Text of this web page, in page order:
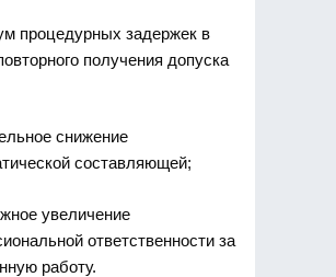
процедурных задержек в
получения допуска
снижение
составляющей;
увеличение
ответственности за
работу.